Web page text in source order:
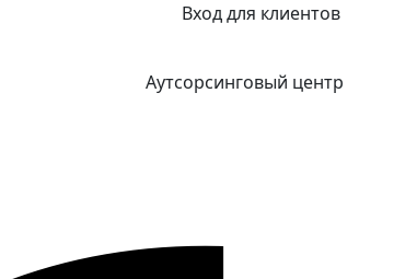
Вход для клиентов
Аутсорсинговый центр